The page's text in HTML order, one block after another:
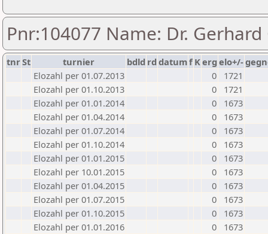
Pnr:104077 Name: Dr.
tnrSt turnier bdld rd datumf Kerg elo+/-
Elozahl per 01.07.2013
0
1721
Elozahl per 01.10.2013
0
1721
Elozahl per 01.01.2014
0
1673
Elozahl per 01.04.2014
0
1673
Elozahl per 01.07.2014
0
1673
Elozahl per 01.10.2014
0
1673
Elozahl per 01.01.2015
0
1673
Elozahl per 10.01.2015
0
1673
Elozahl per 01.04.2015
0
1673
Elozahl per 01.07.2015
0
1673
Elozahl per 01.10.2015
0
1673
Elozahl per 01.01.2016
0
1673